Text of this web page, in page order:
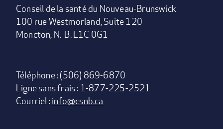
Conseil de la santé du Nouveau-Brunswick
100 rue Westmorland, Suite 120
Moncton, N.-B. E1C 0G1
Téléphone : (506) 869-6870
Ligne sans frais : 1-877-225-2521
Courriel :info@csnb.ca